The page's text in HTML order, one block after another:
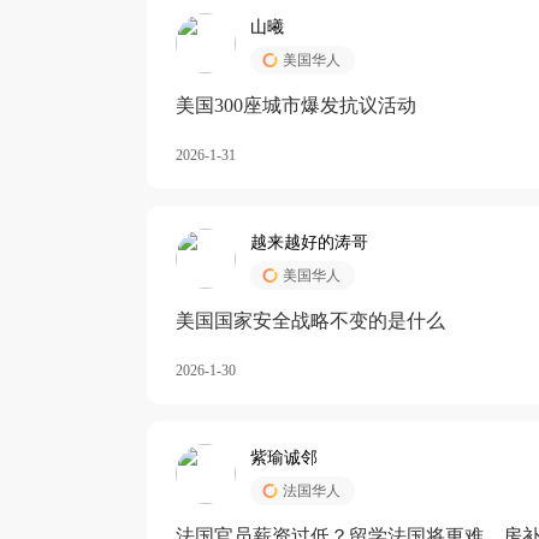
山曦
美国华人
美国300座城市爆发抗议活动
2026-1-31
越来越好的涛哥
美国华人
美国国家安全战略不变的是什么
2026-1-30
紫瑜诚邻
法国华人